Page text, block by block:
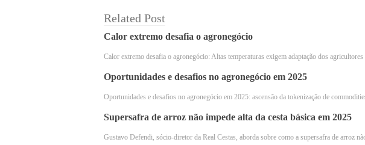
Related Post
Calor extremo desafia o agronegócio
Calor extremo desafia o agronegócio: Altas temperaturas exigem adaptação dos agricultores
Oportunidades e desafios no agronegócio em 2025
Oportunidades e desafios no agronegócio em 2025: ascensão da tokenização de
Supersafra de arroz não impede alta da cesta básica em 2025
Gustavo Defendi, sócio-diretor da Real Cestas, aborda sobre como a supersafra de arroz